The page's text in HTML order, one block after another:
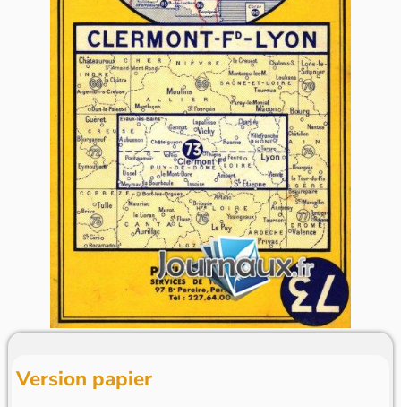
Version papier